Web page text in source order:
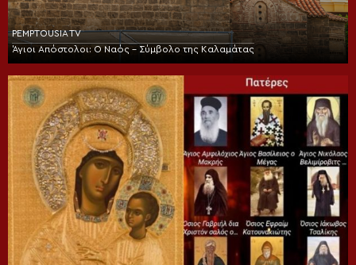
PEMPTOUSIA TV
Άγιοι Απόστολοι: Ο Ναός – Σύμβολο της Καλαμάτας